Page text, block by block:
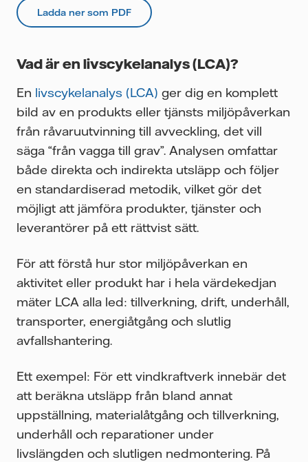
Ladda ner som PDF
Vad är en livscykelanalys (LCA)?
En livscykelanalys (LCA) ger dig en komplett
bild av en produkts eller tjänsts miljöpåverkan
från råvaruutvinning till avveckling, det vill
säga “från vagga till grav”. Analysen omfattar
både direkta och indirekta utsläpp och följer
en standardiserad metodik, vilket gör det
möjligt att jämföra produkter, tjänster och
leverantörer på ett rättvist sätt.
För att förstå hur stor miljöpåverkan en
aktivitet eller produkt har i hela värdekedjan
mäter LCA alla led: tillverkning, drift, underhåll,
transporter, energiåtgång och slutlig
avfallshantering.
Ett exempel: För ett vindkraftverk innebär det
att beräkna utsläpp från bland annat
uppställning, materialåtgång och tillverkning,
underhåll och reparationer under
livslängden och slutligen nedmontering. På